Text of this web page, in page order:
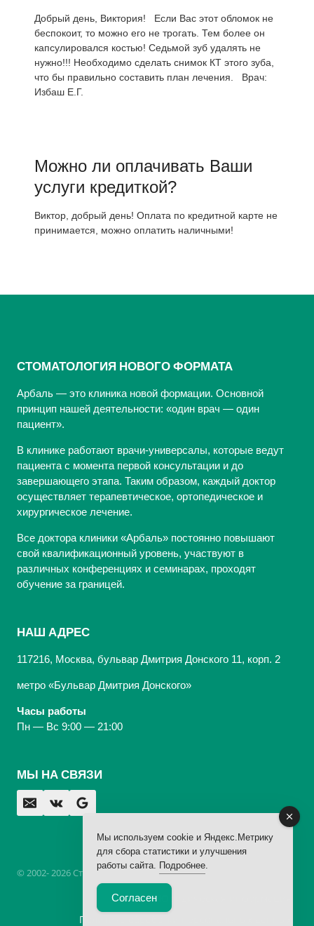
Добрый день, Виктория! Если Вас этот обломок не
беспокоит, то можно его не трогать. Тем более он
капсулировался костью! Седьмой зуб удалять не
нужно!!! Необходимо сделать снимок КТ этого зуба,
что бы правильно составить план лечения. Врач:
Избаш Е.Г.
Можно ли оплачивать Ваши
услуги кредиткой?
Виктор, добрый день! Оплата по кредитной карте не
принимается, можно оплатить наличными!
СТОМАТОЛОГИЯ НОВОГО ФОРМАТА
Арбаль — это клиника новой формации. Основной
принцип нашей деятельности: «один врач — один
пациент».
В клинике работают врачи-универсалы, которые ведут
пациента с момента первой консультации и до
завершающего этапа. Таким образом, каждый доктор
осуществляет терапевтическое, ортопедическое и
хирургическое лечение.
Все доктора клиники «Арбаль» постоянно повышают
свой квалификационный уровень, участвуют в
различных конференциях и семинарах, проходят
обучение за границей.
НАШ АДРЕС
117216, Москва, бульвар Дмитрия Донского 11, корп. 2
метро «Бульвар Дмитрия Донского»
Часы работы
Пн — Вс 9:00 — 21:00
МЫ НА СВЯЗИ
© 2002- 2026 Стоматологическая Клиника «Арбаль»,
Политика обработки персональных данных
Мы используем cookie и Яндекс.Метрику
для сбора статистики и улучшения
работы сайта. Подробнее.
Согласен